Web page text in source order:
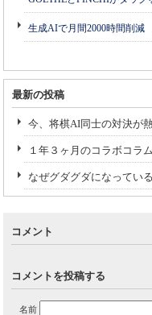
生成AIで月間2000時間削
最新の投稿
今、将棋AI同士の対決が
１年３ヶ月のコラボコラ
なぜグダグダになってい
コメント
コメントを投稿する
名前